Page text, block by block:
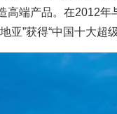
高端产品。在2012年
亚”获得“中国十大超